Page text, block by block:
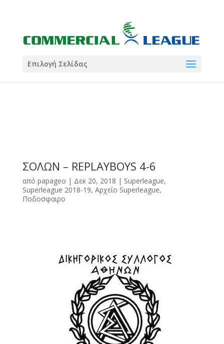
Coral
Σωματείο ΣΟΛ
Coral
5
Επιλογή Σελίδας
ΣΟΛΩΝ – REPLAYBOYS 4-6
από papageo | Δεκ 20, 2018 | Superleague,
Superleague 2018-19, Αρχείο Superleague,
Ποδοσφαιρο